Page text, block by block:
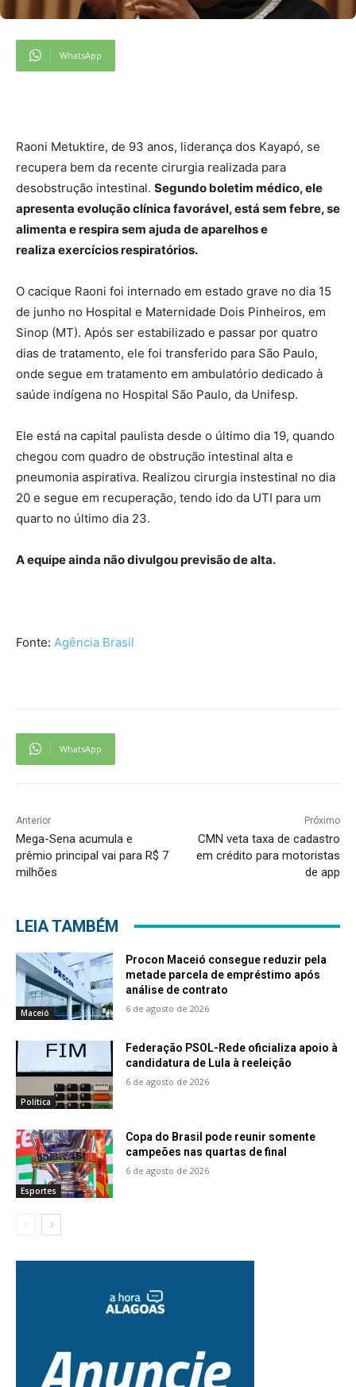
WhatsApp
Raoni Metuktire, de 93 anos, liderança dos Kayapó, se
recupera bem da recente cirurgia realizada para
desobstrução intestinal. Segundo boletim médico, ele
apresenta evolução clínica favorável, está sem febre, se
alimenta e respira sem ajuda de aparelhos e
realiza exercícios respiratórios.
O cacique Raoni foi internado em estado grave no dia 15
de junho no Hospital e Maternidade Dois Pinheiros, em
Sinop (MT). Após ser estabilizado e passar por quatro
dias de tratamento, ele foi transferido para São Paulo,
onde segue em tratamento em ambulatório dedicado à
saúde indígena no Hospital São Paulo, da Unifesp.
Ele está na capital paulista desde o último dia 19, quando
chegou com quadro de obstrução intestinal alta e
pneumonia aspirativa. Realizou cirurgia instestinal no dia
20 e segue em recuperação, tendo ido da UTI para um
quarto no último dia 23.
A equipe ainda não divulgou previsão de alta.
Fonte: Agência Brasil
WhatsApp
Anterior
Mega-Sena acumula e
prêmio principal vai para R$ 7
milhões
Próximo
CMN veta taxa de cadastro
em crédito para motoristas
de app
LEIA TAMBÉM
Maceió
Procon Maceió consegue reduzir pela
metade parcela de empréstimo após
análise de contrato
6 de agosto de 2026
Política
Federação PSOL-Rede oficializa apoio à
candidatura de Lula à reeleição
6 de agosto de 2026
Esportes
Copa do Brasil pode reunir somente
campeões nas quartas de final
6 de agosto de 2026